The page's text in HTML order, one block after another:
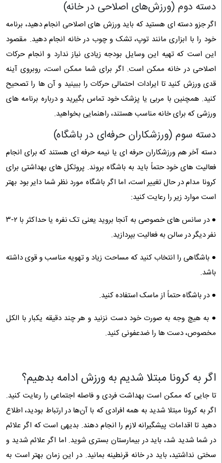
دسته دوم (ورزش‌های اصلاحی در خانه)
اگر جزو دسته‌ ای هستید که باید ورزش‌ های اصلاحی انجام دهید، برنامه
خود را با ابزاری مانند توپ، تشک و چوب در خانه انجام دهید. مقصود
این است که تهیه این وسایل بودجه زیادی نیاز ندارد و انجام حرکات
اصلاحی در خانه ممکن است. اگر برای شما ممکن است، روبروی آینه
قدی ورزش کنید تا ایرادات احتمالی حرکات را ببینید و آن‌ ها را تصحیح
کنید. همچنین با مربی یا پزشک خود تماس بگیرید و درباره برنامه‌ های
ورزشی که برای خانه مناسب هستند، راهنمایی بخواهید.
دسته سوم (ورزشکاران حرفه‌ای در باشگاه)
دسته آخر هم ورزشکاران حرفه‌ ای یا نیمه حرفه‌ ای هستند که برای انجام
فعالیت‌ های خود حتماً باید به باشگاه بروند. پروتکل‌ های بهداشتی برای
کرونا مدام در حال تغییر است، اما اگر باشگاه مورد نظر شما دایر بود بهتر
است موارد زیر را رعایت کنید:
● در سانس‌ های خصوصی به آنجا بروید یعنی تک نفره یا حداکثر با ۲-۳
نفر دیگر در سالن به فعالیت بپردازید.
● باشگاهی را انتخاب کنید که مساحت زیاد و تهویه مناسب و قوی داشته
باشد.
● در باشگاه حتماً از ماسک استفاده کنید.
● به هیچ وجه به صورت خود دست نزنید و هر چند دقیقه یکبار با الکل
مخصوص، دست‌ ها را ضدعفونی کنید.
اگر به کرونا مبتلا شدیم به ورزش ادامه بدهیم؟
تا جایی که ممکن است بهداشت فردی و فاصله اجتماعی را رعایت کنید.
اگر به کرونا مبتلا شدید به همه افرادی که با آن‌ها در ارتباط بودید، اطلاع
دهید تا اقدامات پیشگیرانه لازم را انجام دهند. بدیهی است که اگر علائم
در شما شدید شد، باید در بیمارستان بستری شوید. اما اگر علائم شدید و
سختی نداشتید، باید در خانه قرنطینه بمانید. در این زمان بهتر است به